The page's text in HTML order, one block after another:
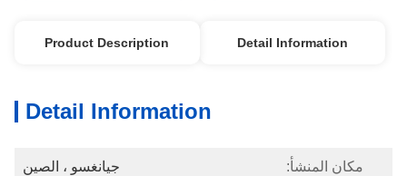
Detail Information
Product Description
Detail Information
مكان المنشأ: جيانغسو ، الصين